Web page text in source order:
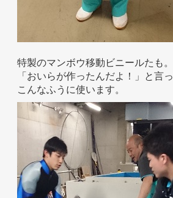
特製のマンボウ移動ビニールたも。
「おいらが作ったんだよ！」と言っ
こんなふうに使います。